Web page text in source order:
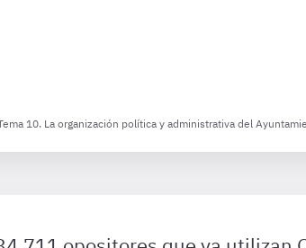
10. La organización política y administrativa del